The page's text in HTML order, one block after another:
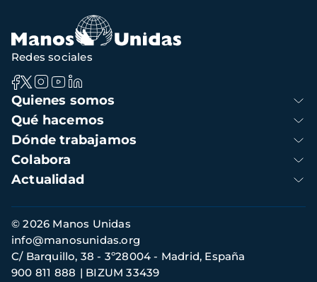
Navegación
principal
Quienes somos
Qué hacemos
Dónde trabajamos
Colabora
Actualidad
Redes sociales
Información
de
contacto
© 2026 Manos Unidas
C/ Barquillo, 38 - 3º28004 - Madrid, España
900 811 888
BIZUM 33439
info@manosunidas.org